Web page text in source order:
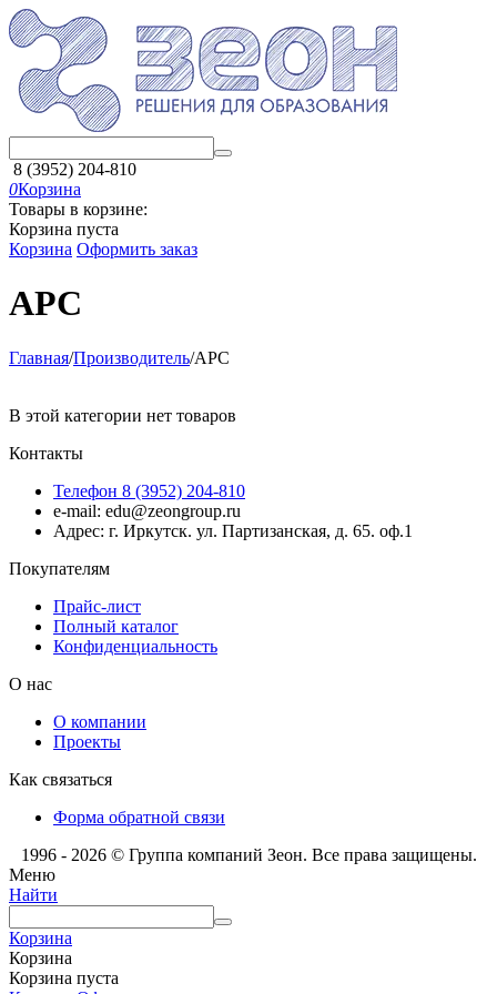
8 (3952) 204-810
0Корзина
Товары в корзине:
Корзина пуста
Корзина Оформить заказ
APC
Главная/Производитель/APC
В этой категории нет товаров
Контакты
Телефон 8 (3952) 204-810
e-mail: edu@zeongroup.ru
Адрес: г. Иркутск. ул. Партизанская, д. 65. оф.1
Покупателям
Прайс-лист
Полный каталог
Конфиденциальность
О нас
О компании
Проекты
Как связаться
Форма обратной связи
1996 - 2026 © Группа компаний Зеон. Все права защищены.
Меню
Найти
Корзина
Корзина
Корзина пуста